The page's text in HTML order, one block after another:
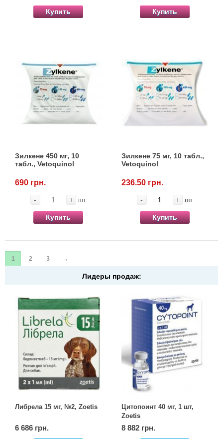
Купить Купить
Зилкене 450 мг, 10
табл., Vetoquinol
690 грн.
- + шт
Купить
Зилкене 75 мг, 10 табл.,
Vetoquinol
236.50 грн.
- + шт
Купить
1 2 3 →
Лидеры продаж:
Либрела 15 мг, №2, Zoetis
6 686 грн.
Цитопоинт 40 мг, 1 шт,
Zoetis
8 882 грн.